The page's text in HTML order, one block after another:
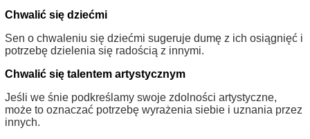
Chwalić się dziećmi
Sen o chwaleniu się dziećmi sugeruje dumę z ich osiągnięć i
potrzebę dzielenia się radością z innymi.
Chwalić się talentem artystycznym
Jeśli we śnie podkreślamy swoje zdolności artystyczne,
może to oznaczać potrzebę wyrażenia siebie i uznania przez
innych.